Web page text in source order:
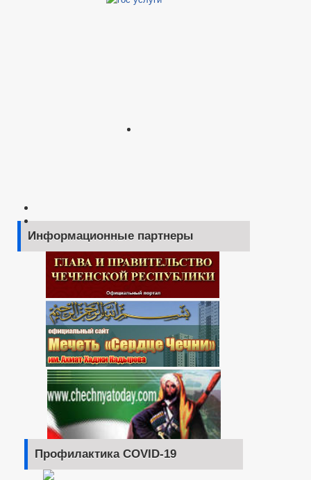
Информационные партнеры
Профилактика COVID-19